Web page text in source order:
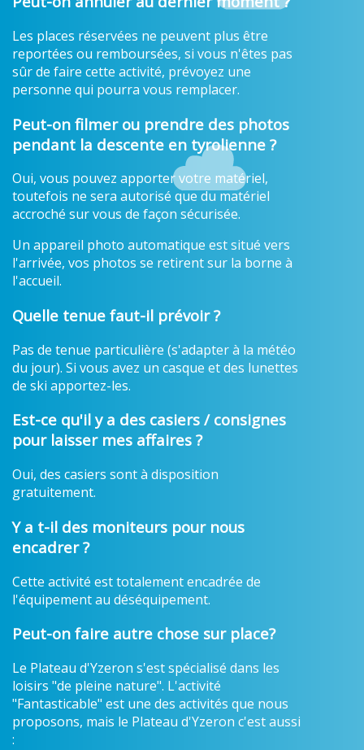
Les places réservées ne peuvent plus être
reportées ou remboursées, si vous n'êtes pas
sûr de faire cette activité, prévoyez une
personne qui pourra vous remplacer.
Peut-on filmer ou prendre des photos
pendant la descente en tyrolienne ?
Oui, vous pouvez apporter votre matériel,
toutefois ne sera autorisé que du matériel
accroché sur vous de façon sécurisée.
Un appareil photo automatique est situé vers
l'arrivée, vos photos se retirent sur la borne à
l'accueil.
Quelle tenue faut-il prévoir ?
Pas de tenue particulière (s'adapter à la météo
du jour). Si vous avez un casque et des lunettes
de ski apportez-les.
Est-ce qu'il y a des casiers / consignes
pour laisser mes affaires ?
Oui, des casiers sont à disposition
gratuitement.
Y a t-il des moniteurs pour nous
encadrer ?
Cette activité est totalement encadrée de
l'équipement au déséquipement.
Peut-on faire autre chose sur place?
Le Plateau d'Yzeron s'est spécialisé dans les
loisirs "de pleine nature". L'activité
"Fantasticable" est une des activités que nous
proposons, mais le Plateau d'Yzeron c'est aussi
: